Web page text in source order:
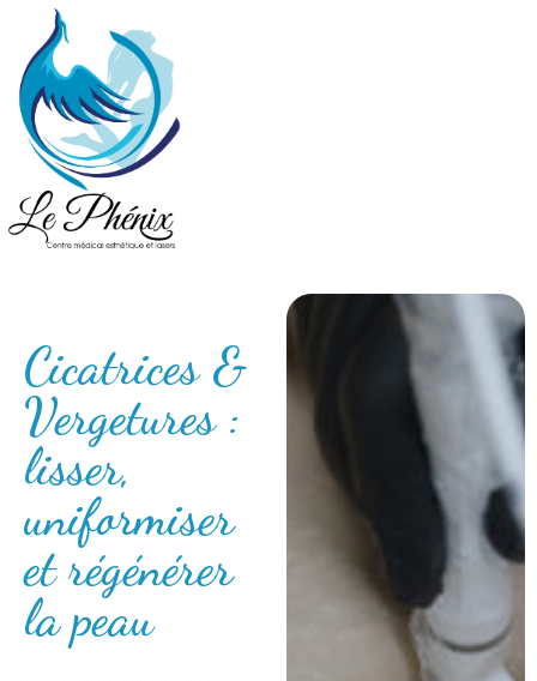
Cicatrices &
Vergetures :
lisser,
uniformiser
et régénérer
la peau